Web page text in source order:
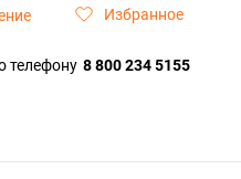
Избранное
телефону 8 800 234 5155